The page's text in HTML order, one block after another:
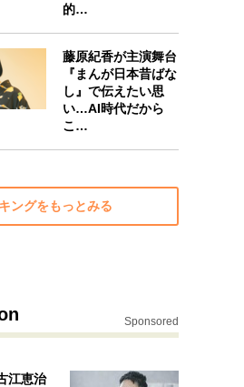
的…
藤原紀香が主演舞台
『まんが日本昔ばな
し』で伝えたい思
い…AI時代だから
こ…
ングをもっとみる
Sponsored
江恵治